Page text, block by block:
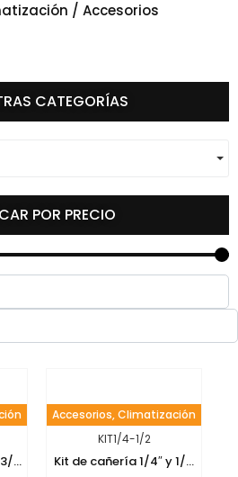
/ Accesorios
CATEGORÍAS
POR PRECIO
...
Accesorios,Climatización
KIT1/4-1/2
Kit de cañería 1/4″ y 1/...